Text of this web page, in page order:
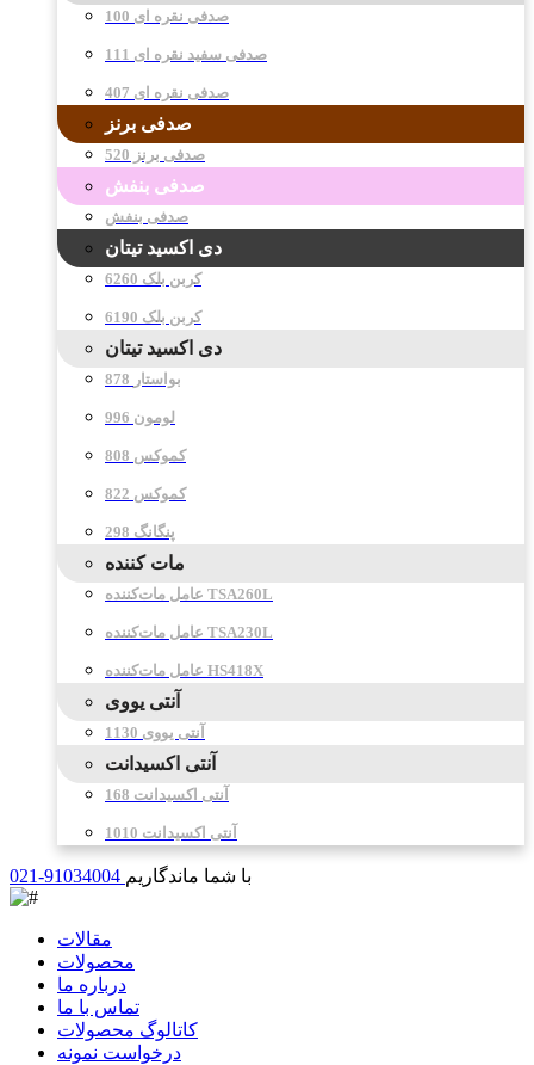
صدفی نقره ای 100
صدفی سفید نقره ای 111
صدفی نقره ای 407
صدفی برنز
صدفی برنز 520
صدفی بنفش
صدفی بنفش
دی اکسید تیتان
کربن بلک 6260
کربن بلک 6190
دی اکسید تیتان
878 بواستار
996 لومون
808 کموکس
822 کموکس
298 پنگانگ
مات کننده
عامل مات‌کننده TSA260L
عامل مات‌کننده TSA230L
عامل مات‌کننده HS418X
آنتی یووی
آنتی یووی 1130
آنتی اکسیدانت
آنتی اکسیدانت 168
آنتی اکسیدانت 1010
021-91034004 با شما ماندگاریم
مقالات
محصولات
درباره ما
تماس با ما
کاتالوگ محصولات
درخواست نمونه